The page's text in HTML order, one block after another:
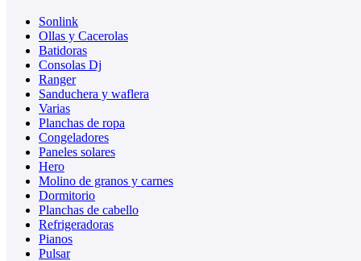
Sonlink
Ollas y Cacerolas
Batidoras
Consolas Dj
Ranger
Sanduchera y waflera
Varias
Planchas de ropa
Congeladores
Paneles solares
Hero
Molino de granos y carnes
Dormitorio
Planchas de cabello
Refrigeradoras
Pianos
Pulsar